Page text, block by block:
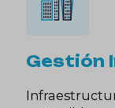
Gestión